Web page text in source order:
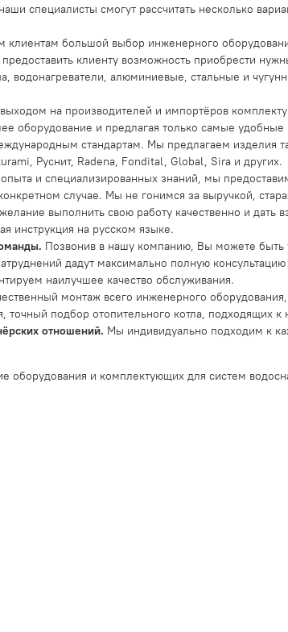
специалисты смогут рассчитать несколько
клиентам большой выбор инженерного
клиенту возможность приобрести
водонагреватели, алюминиевые, стальные и
на производителей и импортёров
оборудование и предлагая только самые
стандартам. Мы предлагаем
Руснит, Radena, Fondital, Global, Sira и других.
опыта и специализированных знаний, мы
случае. Мы не гонимся за выручкой,
выполнить свою работу качественно и
инструкция на русском языке.
Позвонив в нашу компанию, Вы можете быть
дадут максимально полную
наилучшее качество обслуживания.
монтаж всего инженерного
точный подбор отопительного котла, подходящих к
отношений. Мы индивидуально подходим к
оборудования и комплектующих для систем